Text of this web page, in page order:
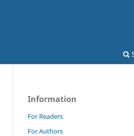
Information
For Readers
For Authors